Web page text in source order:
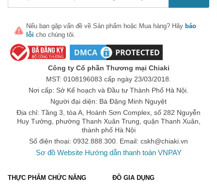
Nếu bạn gặp vấn đề về Sản phẩm hoặc Mua hàng? Hãy báo
lỗi cho chúng tôi.
Công ty Cổ phần Thương mại Chiaki
MST: 0108196083 cấp ngày 23/03/2018.
Nơi cấp: Sở Kế hoạch và Đầu tư Thành Phố Hà Nội.
Người đại diện: Bà Đặng Minh Nguyệt
Địa chỉ: Tầng 3, tòa A, Hoành Sơn Complex, số 282 Nguyễn
Huy Tưởng, phường Thanh Xuân Trung, quận Thanh Xuân,
thành phố Hà Nội
Số điện thoại: 0932.888.300. Email: cskh@chiaki.vn
Sơ đồ Website Hướng dẫn thanh toán VNPAY
THỰC PHẨM CHỨC NĂNG ĐỒ GIA DỤNG